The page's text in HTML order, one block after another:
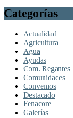
Categorías
Actualidad
Agricultura
Agua
Ayudas
Com. Regantes
Comunidades
Convenios
Destacado
Fenacore
Galerías